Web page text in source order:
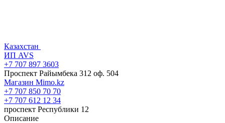
Казахстан
ИП AVS
+7 707 897 3603
Проспект Райымбека 312 оф. 504
Магазин Mimo.kz
+7 707 850 70 70
+7 707 612 12 34
проспект Республики 12
Описание